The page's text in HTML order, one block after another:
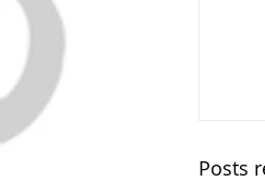
Posts